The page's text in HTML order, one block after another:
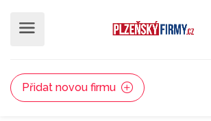
Přidat novou firmu